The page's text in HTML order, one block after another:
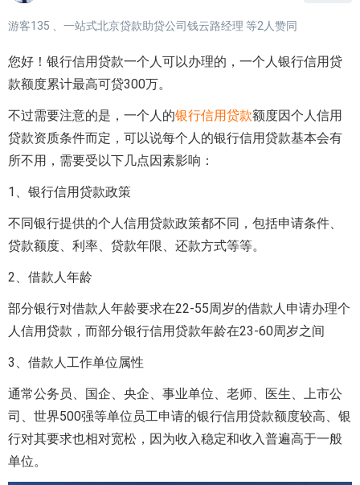
游客135 一站式北京贷款助贷公司钱云路经理 等2 人赞同
您好！银行信用贷款一个人可以办理的，一个人银行信用贷
款额度累计最高可贷300万。
不过需要注意的是，一个人的银行信用贷款额度因个人信用
贷款资质条件而定，可以说每个人的银行信用贷款基本会有
所不用，需要受以下几点因素影响：
1、银行信用贷款政策
不同银行提供的个人信用贷款政策都不同，包括申请条件、
贷款额度、利率、贷款年限、还款方式等等。
2、借款人年龄
部分银行对借款人年龄要求在22-55周岁的借款人申请办理个
人信用贷款，而部分银行信用贷款年龄在23-60周岁之间
3、借款人工作单位属性
通常公务员、国企、央企、事业单位、老师、医生、上市公
司、世界500强等单位员工申请的银行信用贷款额度较高、银
行对其要求也相对宽松，因为收入稳定和收入普遍高于一般
单位。